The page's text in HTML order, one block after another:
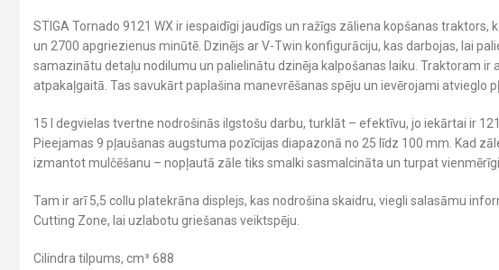
STIGA Tornado 9121 WX ir iespaidīgi jaudīgs un ražīgs zāliena kopšanas
un 2700 apgriezienus minūtē. Dzinējs ar V-Twin konfigurāciju, kas darbojas, lai
samazinātu detaļu nodilumu un palielinātu dzinēja kalpošanas laiku. Traktoram
atpakaļgaitā. Tas savukārt paplašina manevrēšanas spēju un ievērojami atvieglo
15 l degvielas tvertne nodrošinās ilgstošu darbu, turklāt – efektīvu, jo iekārtai ir
Pieejamas 9 pļaušanas augstuma pozīcijas diapazonā no 25 līdz 100 mm. Kad
izmantot mulčēšanu – nopļautā zāle tiks smalki sasmalcināta un turpat
Tam ir arī 5,5 collu platekrāna displejs, kas nodrošina skaidru, viegli salasāmu
Cutting Zone, lai uzlabotu griešanas veiktspēju.
Cilindra tilpums, cm³ 688